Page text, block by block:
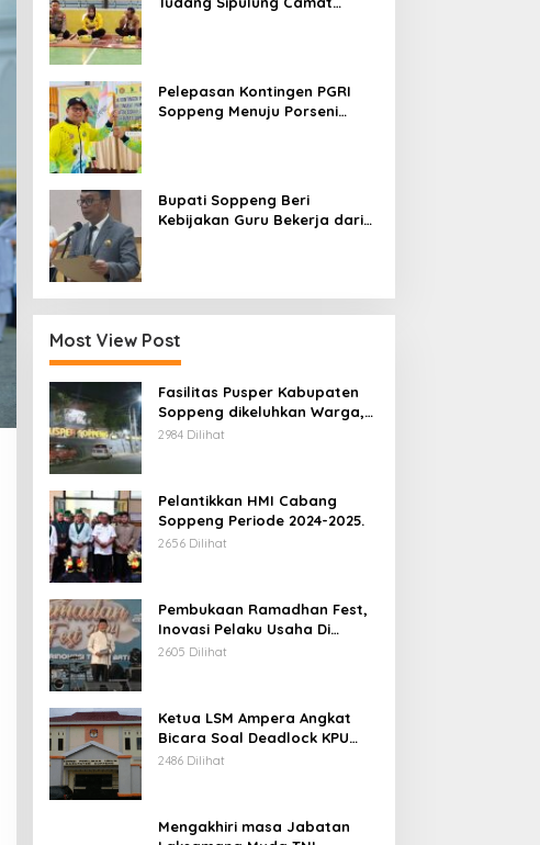
Pelepasan Kontingen PGRI
Soppeng Menuju Porseni
Bupati Soppeng Beri
Kebijakan Guru Bekerja dari
Most View Post
Fasilitas Pusper Kabupaten
Soppeng dikeluhkan Warga,
ini Tanggung Jawab Siapa.
2984 Dilihat
Pelantikkan HMI Cabang
Soppeng Periode 2024-2025.
2656 Dilihat
Pembukaan Ramadhan Fest,
Inovasi Pelaku Usaha Di
Kabupaten Soppeng.
2605 Dilihat
Ketua LSM Ampera Angkat
Bicara Soal Deadlock KPU
Kabupaten Soppeng.
2486 Dilihat
Mengakhiri masa Jabatan